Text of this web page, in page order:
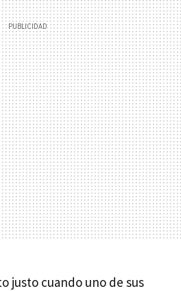
justo cuando uno de sus